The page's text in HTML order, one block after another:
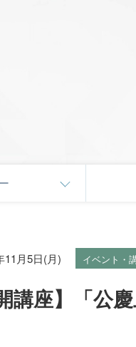
11月5日(月) イベント・
開講座】「